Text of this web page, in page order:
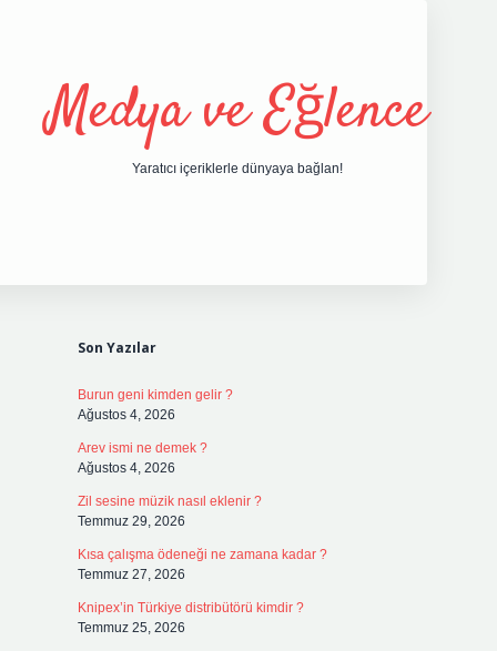
Medya ve Eğlence
Yaratıcı içeriklerle dünyaya bağlan!
Son Yazılar
Burun geni kimden gelir ?
Ağustos 4, 2026
Arev ismi ne demek ?
Ağustos 4, 2026
Zil sesine müzik nasıl eklenir ?
Temmuz 29, 2026
Kısa çalışma ödeneği ne zamana kadar ?
Temmuz 27, 2026
Knipex’in Türkiye distribütörü kimdir ?
Temmuz 25, 2026